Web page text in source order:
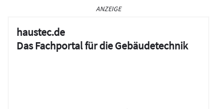
ANZEIGE
haustec.de
Das Fachportal für die Gebäudetechnik